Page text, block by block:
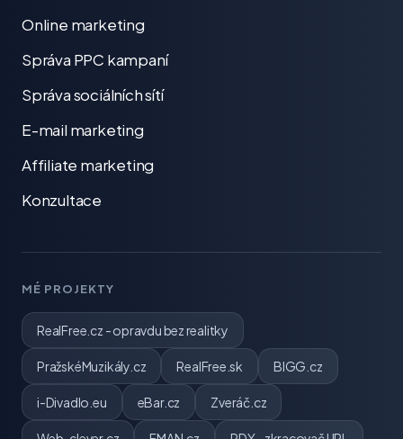
Online marketing
Správa PPC kampaní
Správa sociálních sítí
E-mail marketing
Affiliate marketing
Konzultace
MÉ PROJEKTY
RealFree.cz - opravdu bez realitky
PražskéMuzikály.cz RealFree.sk BIGG.cz
i-Divadlo.eu eBar.cz Zveráč.cz